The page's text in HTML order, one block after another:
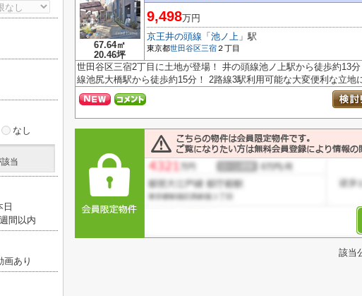
67.64㎡
20.46坪
9,498万円
京王井の頭線 「 池ノ上 」駅
東京都世田谷区三宿 ２丁目
世田谷区三宿2丁目に土地が登場！ 井の頭線池ノ上駅から徒歩約13
線池尻大橋駅から徒歩約15分！ 2路線3駅利用可能な大変便利な立地
該当
なし
当
日
間以内
画あり